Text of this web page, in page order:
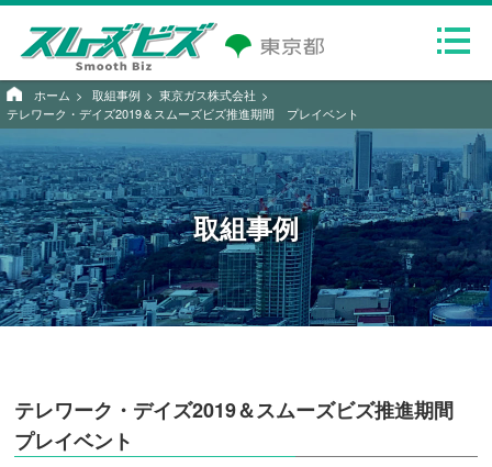
ホーム 取組事例
東京ガス株式会社
テレワーク・デイズ2019＆スムーズビズ推進期間 プレイベント
取組事例
テレワーク・デイズ2019＆スムーズビズ推進期間
プレイベント